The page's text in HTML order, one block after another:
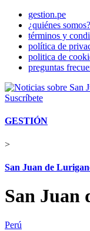
gestion.pe
¿quiénes somos?
términos y
política de
politica de
preguntas
Suscríbete
GESTIÓN
>
San Juan de
San Juan
Perú